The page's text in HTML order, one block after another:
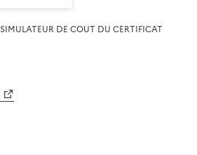
SIMULATEUR DE COUT DU CERTIFICAT